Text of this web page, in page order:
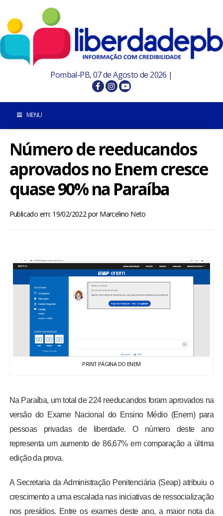
Pombal-PB, 07 de Agosto de 2026 |
MENU
INÍCIO
POMBAL E REGIÃO
PARAÍBA
BRASIL
ESPORTES
ENTRETENIMENTO
ENQUETE
FOTOS
COLUNISTAS
Número de reeducandos
aprovados no Enem cresce
quase 90% na Paraíba
Publicado em: 19/02/2022porMarcelino Neto
PRINT PÁGINA DO ENEM
Na Paraíba, um total de 224 reeducandos foram aprovados na
versão do Exame Nacional do Ensino Médio (Enem) para
pessoas privadas de liberdade. O número deste ano
representa um aumento de 86,67% em comparação a última
edição da prova.
A Secretaria da Administração Penitenciária (Seap) atribuiu o
crescimento a uma escalada nas iniciativas de ressocialização
nos presídios. Entre os exames deste ano, a maior nota da